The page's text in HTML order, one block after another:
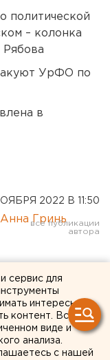
политической
– колонка
УрФО по
в
2022 В 11:50
Анна Гринь
сервис для
интересы
контент. Вся
виде и
анализа.
с нашей